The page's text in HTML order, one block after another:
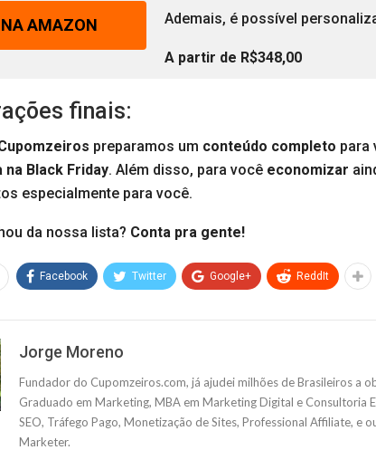
NA AMAZON Ademais, é possível
A partir de R$348,00
finais:
preparamos um conteúdo completo para
Black Friday. Além disso, para você economizar
especialmente para você.
da nossa lista? Conta pra gente!
Facebook Twitter Google+ ReddIt
Jorge Moreno
Fundador do Cupomzeiros.com, já ajudei milhões de Brasileiros a
Graduado em Marketing, MBA em Marketing Digital e Consultoria
SEO, Tráfego Pago, Monetização de Sites, Professional Affiliate, e
Marketer.